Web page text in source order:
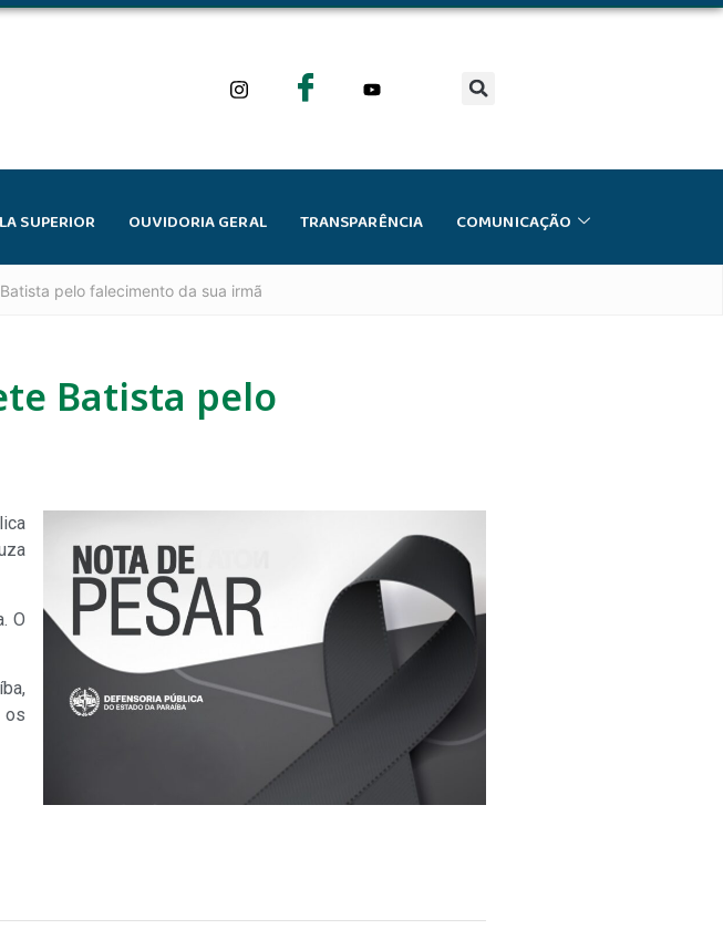
SUPERIOR OUVIDORIA GERAL TRANSPARÊNCIA COMUNICAÇÃO
pelo falecimento da sua irmã
Batista pelo
O
os